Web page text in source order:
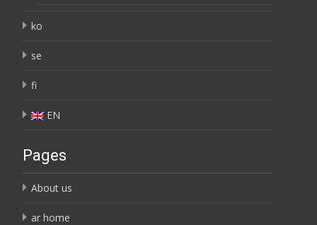
ko
se
fi
EN
Pages
About us
ar home